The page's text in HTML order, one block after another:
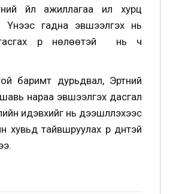
үйл ажиллагаа илүү хурц
Үүнээс гадна эвшээлгэх нь
үр нөлөөтэй нь ч
баримт дурьдвал, Эртний
нараа эвшээлгэх дасгал
идэвхийг нь дээшлүүлэхээс
хувьд тайвшруулах үр дүнтэй